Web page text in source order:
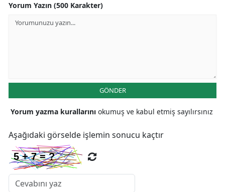
Manisa
Kahramanmaraş
Yorum Yazın (500 Karakter)
GÖNDER
Yorum yazma kurallarını okumuş ve kabul etmiş sayılırsınız
Aşağıdaki görselde işlemin sonucu kaçtır